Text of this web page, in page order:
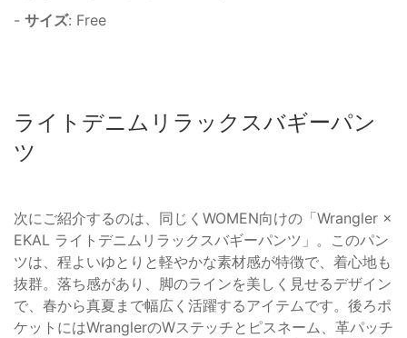
- サイズ: Free
ライトデニムリラックスバギーパン
ツ
次にご紹介するのは、同じくWOMEN向けの「Wrangler ×
EKAL ライトデニムリラックスバギーパンツ」。このパン
ツは、程よいゆとりと軽やかな素材感が特徴で、着心地も
抜群。落ち感があり、脚のラインを美しく見せるデザイン
で、春から真夏まで幅広く活躍するアイテムです。後ろポ
ケットにはWranglerのWステッチとピスネーム、革パッチ